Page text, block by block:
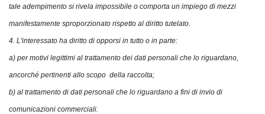
tale adempimento si rivela impossibile o comporta un impiego di mezzi
manifestamente sproporzionato rispetto al diritto tutelato.
4. L'interessato ha diritto di opporsi in tutto o in parte:
a) per motivi legittimi al trattamento dei dati personali che lo riguardano,
ancorché pertinenti allo scopo della raccolta;
b) al trattamento di dati personali che lo riguardano a fini di invio di
comunicazioni commerciali.